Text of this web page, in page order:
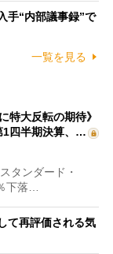
手“内部議事録”で
一覧を見る
特大反転の期待》
1四半期決算、…
タンダード・
下落…
て再評価される気